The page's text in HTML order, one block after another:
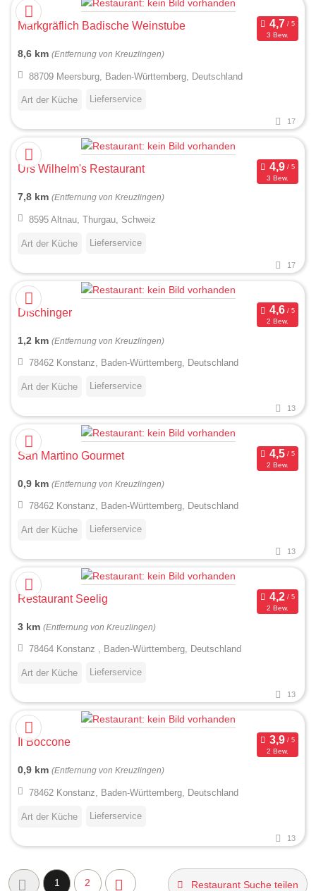
Markgräflich Badische Weinstube
3 Bew.
8,6 km (Entfernung von Kreuzlingen)
88709 Meersburg, Baden-Württemberg, Deutschland
Art der Küche Lieferservice
17
Urs Wilhelm's Restaurant
3 Bew.
7,8 km (Entfernung von Kreuzlingen)
8595 Altnau, Thurgau, Schweiz
Art der Küche Lieferservice
17
Dischinger
2 Bew.
1,2 km (Entfernung von Kreuzlingen)
78462 Konstanz, Baden-Württemberg, Deutschland
Art der Küche Lieferservice
13
San Martino Gourmet
2 Bew.
0,9 km (Entfernung von Kreuzlingen)
78462 Konstanz, Baden-Württemberg, Deutschland
Art der Küche Lieferservice
13
Restaurant Seelig
2 Bew.
3 km (Entfernung von Kreuzlingen)
78464 Konstanz , Baden-Württemberg, Deutschland
Art der Küche Lieferservice
13
Il Boccone
2 Bew.
0,9 km (Entfernung von Kreuzlingen)
78462 Konstanz, Baden-Württemberg, Deutschland
Art der Küche Lieferservice
13
1 2 Restaurant Suche teilen